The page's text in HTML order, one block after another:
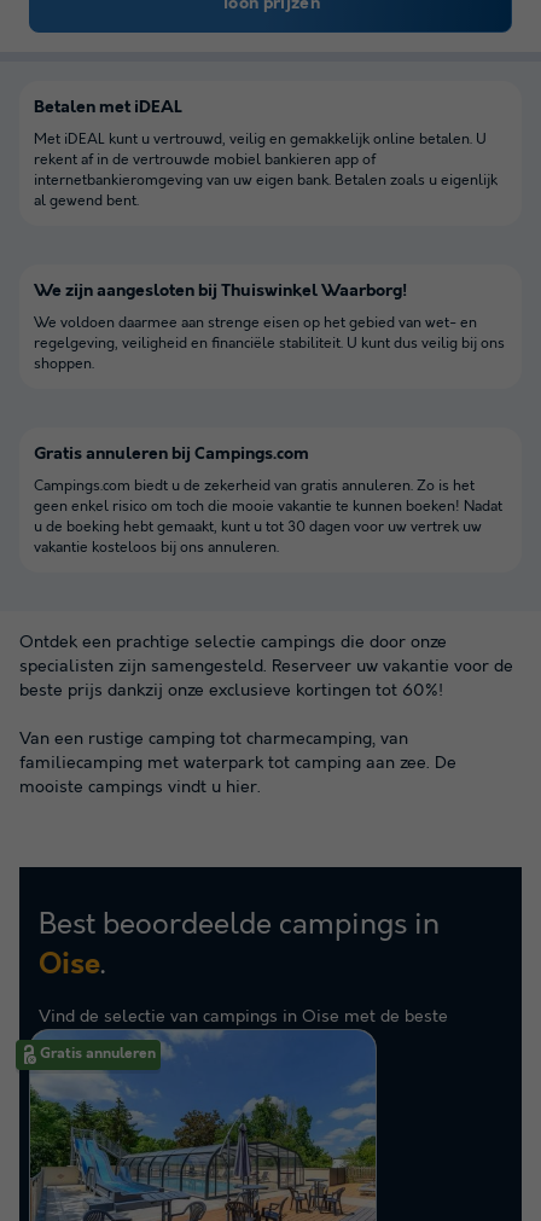
Betalen met iDEAL
Met iDEAL kunt u vertrouwd, veilig en gemakkelijk online betalen. U
rekent af in de vertrouwde mobiel bankieren app of
internetbankieromgeving van uw eigen bank. Betalen zoals u eigenlijk
al gewend bent.
We zijn aangesloten bij Thuiswinkel Waarborg!
We voldoen daarmee aan strenge eisen op het gebied van wet- en
regelgeving, veiligheid en financiële stabiliteit. U kunt dus veilig bij ons
shoppen.
Gratis annuleren bij Campings.com
Campings.com biedt u de zekerheid van gratis annuleren. Zo is het
geen enkel risico om toch die mooie vakantie te kunnen boeken! Nadat
u de boeking hebt gemaakt, kunt u tot 30 dagen voor uw vertrek uw
vakantie kosteloos bij ons annuleren.
Ontdek een prachtige selectie campings die door onze
specialisten zijn samengesteld. Reserveer uw vakantie voor de
beste prijs dankzij onze exclusieve kortingen tot 60%!
Van een rustige camping tot charmecamping, van
familiecamping met waterpark tot camping aan zee. De
mooiste campings vindt u hier.
Best beoordeelde campings in
Oise.
Vind de selectie van campings in Oise met de beste
beoordelingen.
Gratis annuleren